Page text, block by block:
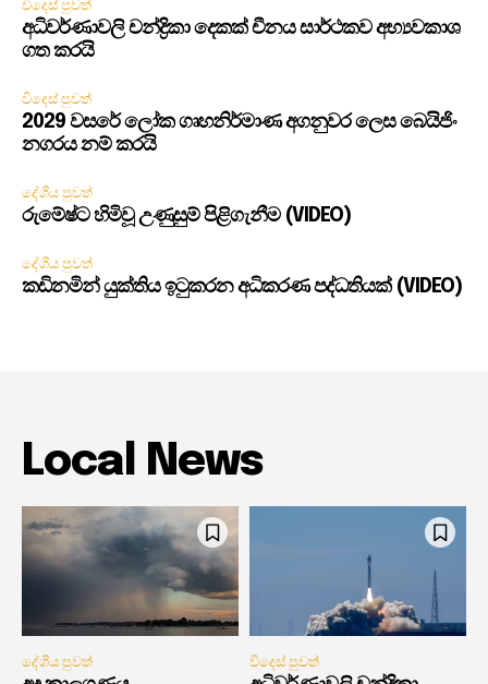
විදෙස් පුවත්
අධිවර්ණාවලි චන්ද්‍රිකා දෙකක් චීනය සාර්ථකව අභ්‍යවකාශ
ගත කරයි
විදෙස් පුවත්
2029 වසරේ ලෝක ගෘහනිර්මාණ අගනුවර ලෙස බෙයිජිං
නගරය නම් කරයි
දේශීය පුවත්
රුමේෂ්ට හිමිවූ උණුසුම් පිළිගැනීම (VIDEO)
දේශීය පුවත්
කඩිනමින් යුක්තිය ඉටුකරන අධිකරණ පද්ධතියක් (VIDEO)
Local News
දේශීය පුවත් විදෙස් පුවත්